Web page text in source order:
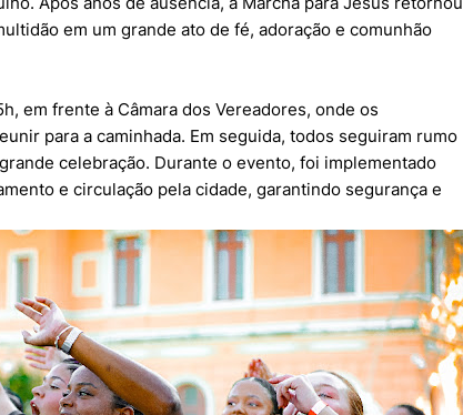
em um grande ato de fé, adoração e comunhão
em frente à Câmara dos Vereadores, onde os
para a caminhada. Em seguida, todos seguiram rumo
celebração. Durante o evento, foi implementado
e circulação pela cidade, garantindo segurança e